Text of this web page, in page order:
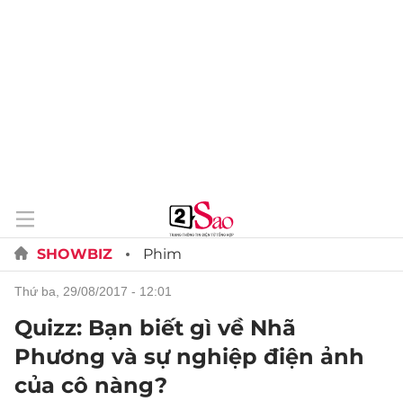
SHOWBIZ Phim
thứ ba, 29/08/2017 - 12:01
Quizz: Bạn biết gì về Nhã
Phương và sự nghiệp điện ảnh
của cô nàng?